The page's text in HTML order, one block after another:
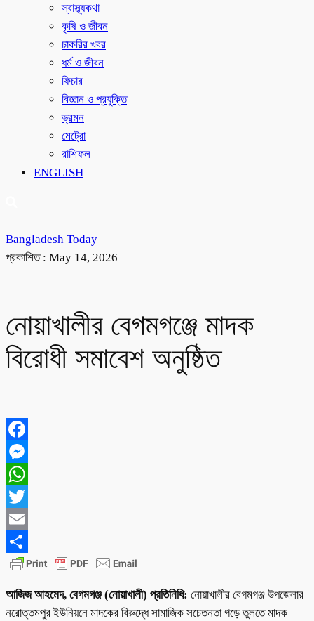
স্বাস্থ্যকথা
কৃষি ও জীবন
চাকরির খবর
ধর্ম ও জীবন
ফিচার
বিজ্ঞান ও প্রযুক্তি
ভ্রমন
মেট্রো
রাশিফল
ENGLISH
Bangladesh Today
প্রকাশিত : May 14, 2026
নোয়াখালীর বেগমগঞ্জে মাদক
বিরোধী সমাবেশ অনুষ্ঠিত
Facebook
Messenger
WhatsApp
Twitter
Email
Share
আজিজ আহমেদ, বেগমগঞ্জ (নোয়াখালী) প্রতিনিধি: নোয়াখালীর বেগমগঞ্জ উপজেলার
নরোত্তমপুর ইউনিয়নে মাদকের বিরুদ্ধে সামাজিক সচেতনতা গড়ে তুলতে মাদক